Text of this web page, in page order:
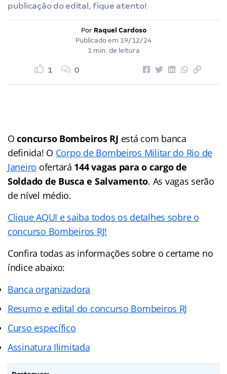
publicação do edital, fique atento!
Por Raquel Cardoso
Publicado em 19/12/24
1 min. de leitura
1 0
Oconcurso Bombeiros RJ está com banca
definida! O Corpo de Bombeiros Militar do Rio de
Janeiro ofertará 144 vagas para o cargo de
Soldado de Busca e Salvamento. As vagas serão
de nível médio.
Clique AQUI e saiba todos os detalhes sobre o
concurso Bombeiros RJ!
Confira todas as informações sobre o certame no
índice abaixo:
Banca organizadora
Resumo e edital do concurso Bombeiros RJ
Curso específico
Assinatura Ilimitada